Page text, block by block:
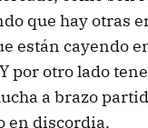
que hay otras
están cayendo
por otro lado
a brazo
en discordia.